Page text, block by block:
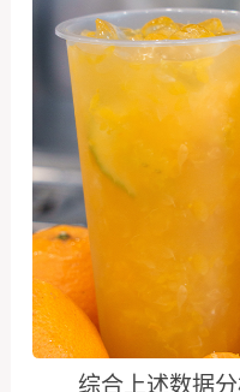
综合上述数据